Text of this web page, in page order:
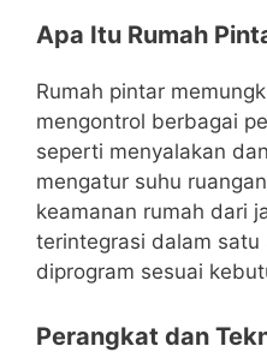
Apa Itu Rumah
Rumah pintar
mengontrol berbagai
seperti menyalakan
mengatur suhu
keamanan rumah dari
terintegrasi dalam
diprogram sesuai
Perangkat dan